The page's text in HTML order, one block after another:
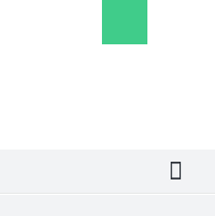
košík